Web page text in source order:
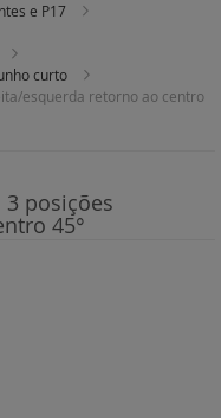
e P17
curto
esquerda retorno ao centro
posições
45°